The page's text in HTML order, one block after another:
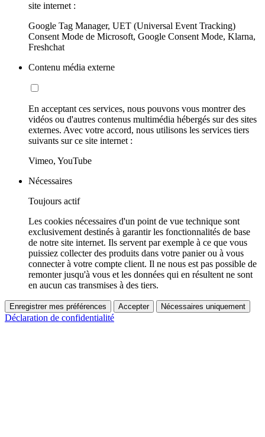
site internet :
Google Tag Manager, UET (Universal Event Tracking)
Consent Mode de Microsoft, Google Consent Mode, Klarna,
Freshchat
Contenu média externe
En acceptant ces services, nous pouvons vous montrer des
vidéos ou d'autres contenus multimédia hébergés sur des sites
externes. Avec votre accord, nous utilisons les services tiers
suivants sur ce site internet :
Vimeo, YouTube
Nécessaires
Toujours actif
Les cookies nécessaires d'un point de vue technique sont
exclusivement destinés à garantir les fonctionnalités de base
de notre site internet. Ils servent par exemple à ce que vous
puissiez collecter des produits dans votre panier ou à vous
connecter à votre compte client. Il ne nous est pas possible de
remonter jusqu'à vous et les données qui en résultent ne sont
en aucun cas transmises à des tiers.
Enregistrer mes préférences Accepter Nécessaires uniquement
Déclaration de confidentialité